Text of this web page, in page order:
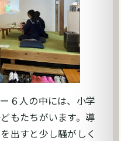
６人の中には、小学
もたちがいます。導
出すと少し騒がしく